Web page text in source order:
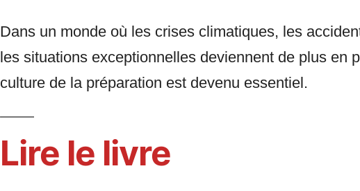
Dans un monde où les crises climatiques, les
les situations exceptionnelles deviennent de plus en
culture de la préparation est devenu essentiel.
Lire le livre